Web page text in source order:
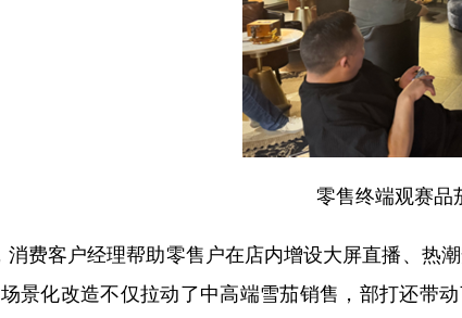
零售终端观赛品
费客户经理帮助零售户在店内增设大屏直播、热
景化改造不仅拉动了中高端雪茄销售，部打还带